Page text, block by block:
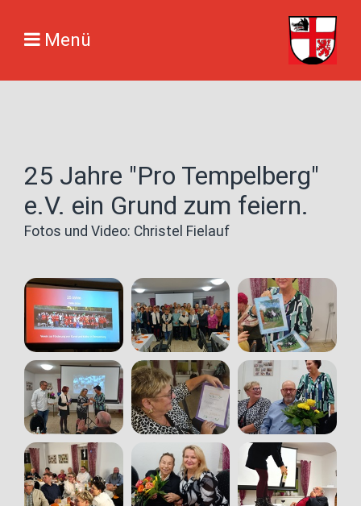
Menü
25 Jahre "Pro Tempelberg"
e.V. ein Grund zum feiern.
Fotos und Video: Christel Fielauf